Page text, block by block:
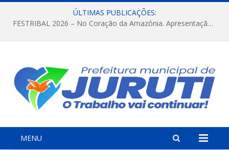
ÚLTIMAS PUBLICAÇÕES:
FESTRIBAL 2026 – No Coração da Amazônia. Apresentação da Munduruku.
MENU